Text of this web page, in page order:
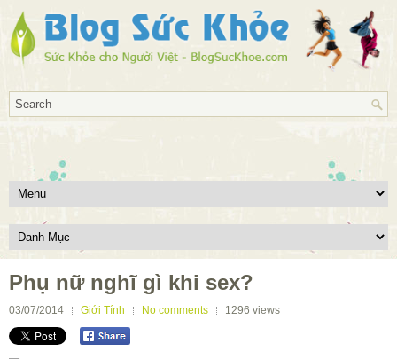
Phụ nữ nghĩ gì khi sex?
03/07/2014 Giới Tính No comments 1296 views